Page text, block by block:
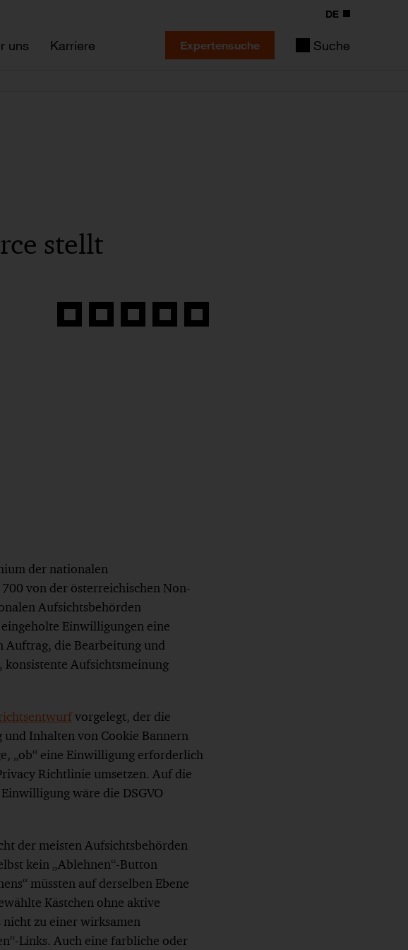
uns Karriere
DE
Expertensuche Suche
stellt
Auf
Auf
Auf
Auf
Link
der nationalen
von der österreichischen Non-
Aufsichtsbehörden
Einwilligungen eine
Auftrag, die Bearbeitung und
Aufsichtsmeinung
vorgelegt, der die
Inhalten von Cookie Bannern
„ob“ eine Einwilligung erforderlich
Richtlinie umsetzen. Auf die
wäre die DSGVO
der meisten Aufsichtsbehörden
kein „Ablehnen“-Button
müssten auf derselben Ebene
Kästchen ohne aktive
zu einer wirksamen
Links. Auch eine farbliche oder